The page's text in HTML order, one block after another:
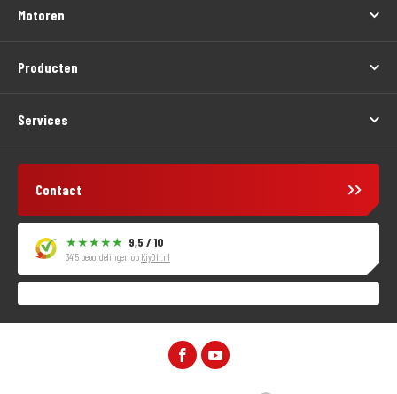
Motoren
Producten
Services
Contact
9,5 / 10
3415 beoordelingen op KiyOh.nl